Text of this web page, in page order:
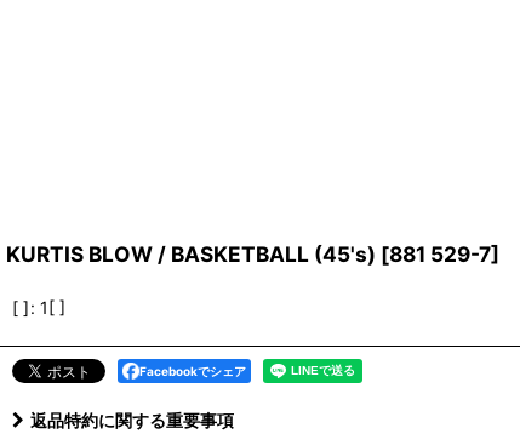
KURTIS BLOW / BASKETBALL (45's) [881 529-7]
[ ]: 1[ ]
Facebookでシェア
返品特約に関する重要事項